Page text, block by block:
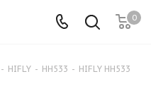
0
- HIFLY - HH533 - HIFLY HH533